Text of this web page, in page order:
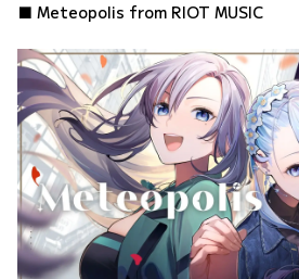
■ Meteopolis from RIOT MUSIC